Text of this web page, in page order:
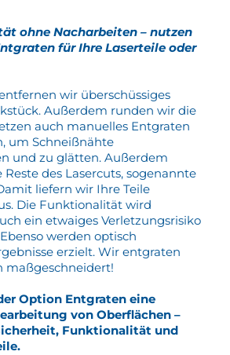
ohne Nacharbeiten – nutzen
für Ihre Laserteile oder
wir überschüssiges
Außerdem runden wir die
auch manuelles Entgraten
um Schneißnähte
und zu glätten. Außerdem
des Lasercuts, sogenannte
liefern wir Ihre Teile
Die Funktionalität wird
ein etwaiges Verletzungsrisiko
werden optisch
erzielt. Wir entgraten
maßgeschneidert!
Option Entgraten eine
von Oberflächen –
Funktionalität und